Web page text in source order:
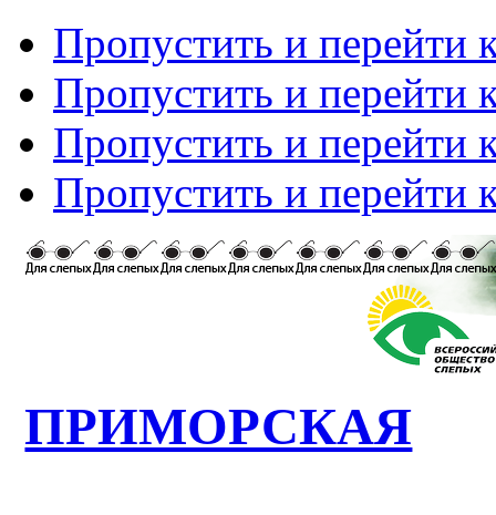
Пропустить и перейти
Пропустить и перейти
Пропустить и перейти
Пропустить и перейти
ПРИМОРСКАЯ